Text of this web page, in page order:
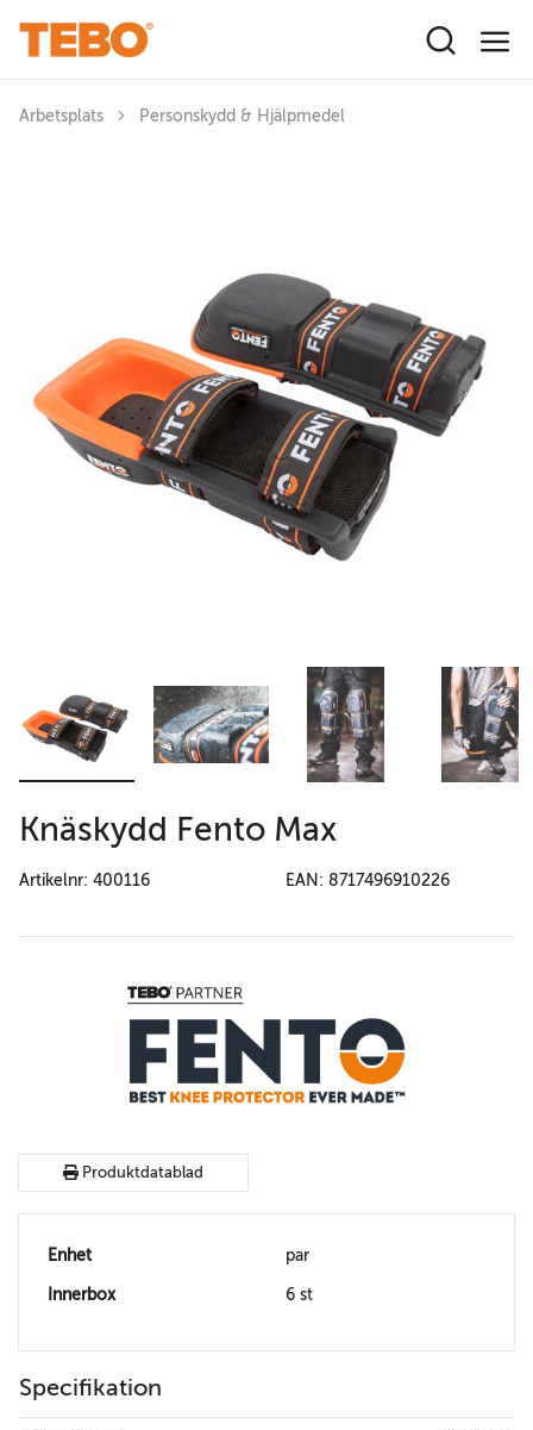
Arbetsplats Personskydd & Hjälpmedel
Knäskydd Fento Max
Artikelnr: 400116 EAN: 8717496910226
Produktdatablad
Enhet par
Innerbox 6 st
Specifikation